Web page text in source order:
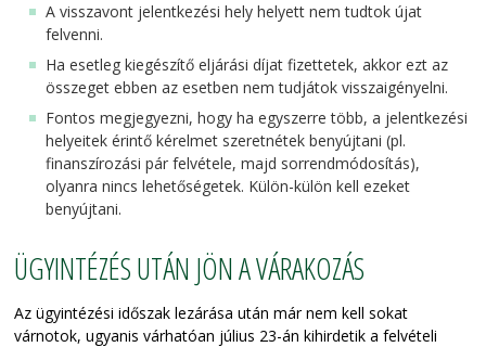
A visszavont jelentkezési hely helyett nem tudtok újat
felvenni.
Ha esetleg kiegészítő eljárási díjat fizettetek, akkor ezt az
összeget ebben az esetben nem tudjátok visszaigényelni.
Fontos megjegyezni, hogy ha egyszerre több, a jelentkezési
helyeitek érintő kérelmet szeretnétek benyújtani (pl.
finanszírozási pár felvétele, majd sorrendmódosítás),
olyanra nincs lehetőségetek. Külön-külön kell ezeket
benyújtani.
ÜGYINTÉZÉS UTÁN JÖN A VÁRAKOZÁS
Az ügyintézési időszak lezárása után már nem kell sokat
várnotok, ugyanis várhatóan július 23-án kihirdetik a felvételi